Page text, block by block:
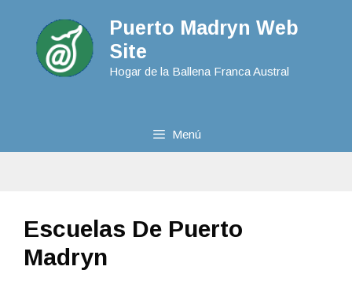
Puerto Madryn Web
Site
Hogar de la Ballena Franca Austral
Menú
Escuelas De Puerto
Madryn